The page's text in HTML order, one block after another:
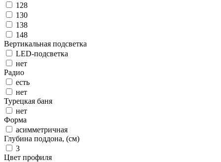
128
130
138
148
Вертикальная подсветка
LED-подсветка
нет
Радио
есть
нет
Турецкая баня
нет
Форма
асимметричная
Глубина поддона, (см)
3
Цвет профиля